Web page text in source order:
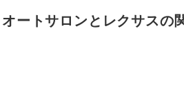
ートサロンとレクサスの